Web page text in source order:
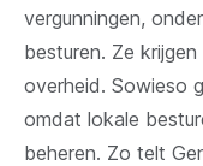
vergunningen,
besturen. Ze
overheid. Sowieso
omdat lokale
beheren. Zo telt